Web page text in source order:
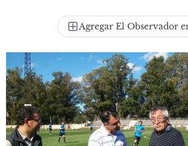
Agregar El Observador